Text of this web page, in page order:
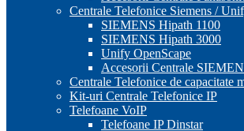
Centrale Telefonice Siemens /
SIEMENS Hipath 1100
SIEMENS Hipath 3000
Unify OpenScape
Accesorii Centrale
Centrale Telefonice de capacitate
Kit-uri Centrale Telefonice IP
Telefoane VoIP
Telefoane IP Dinstar